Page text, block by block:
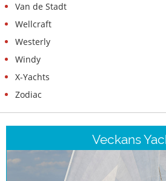
Van de Stadt
Wellcraft
Westerly
Windy
X-Yachts
Zodiac
Veckans